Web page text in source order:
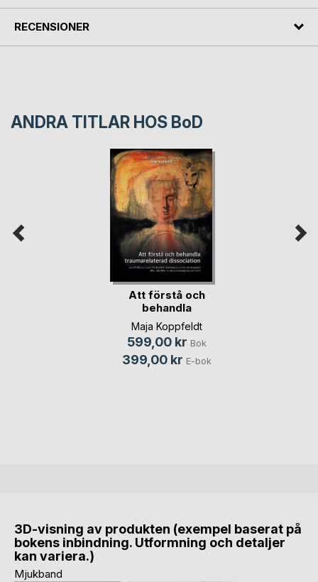
RECENSIONER
ANDRA TITLAR HOS BoD
Att förstå och
behandla
traumarela(...)
Maja Koppfeldt
599,00 kr Bok
399,00 kr E-bok
3D-visning av produkten (exempel baserat på
bokens inbindning. Utformning och detaljer
kan variera.)
Mjukband